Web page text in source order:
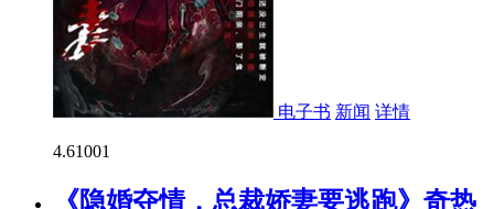
电子书 新闻 详情
4.61001
《隐婚夺情，总裁娇妻要逃跑》奇热